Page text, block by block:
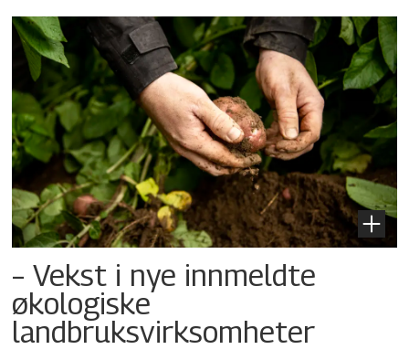
– Vekst i nye innmeldte
økologiske
landbruksvirksomheter